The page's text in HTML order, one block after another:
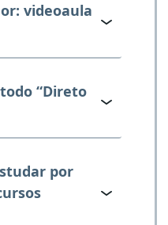
videoaula
“Direto
por